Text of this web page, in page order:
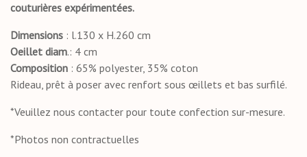
couturières expérimentées.
Dimensions : l.130 x H.260 cm
Oeillet diam.: 4 cm
Composition : 65% polyester, 35% coton
Rideau, prêt à poser avec renfort sous œillets et bas surfilé.
*Veuillez nous contacter pour toute confection sur-mesure.
*Photos non contractuelles